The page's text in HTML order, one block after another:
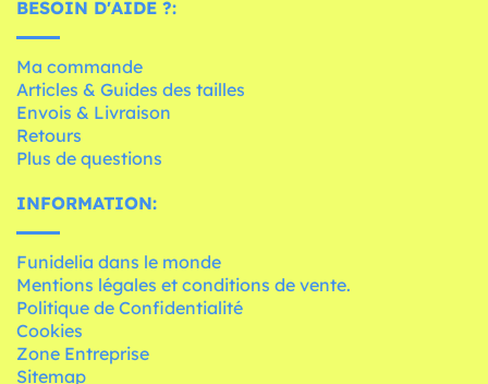
BESOIN D'AIDE ?:
Ma commande
Articles & Guides des tailles
Envois & Livraison
Retours
Plus de questions
INFORMATION:
Funidelia dans le monde
Mentions légales et conditions de vente.
Politique de Confidentialité
Cookies
Zone Entreprise
Sitemap